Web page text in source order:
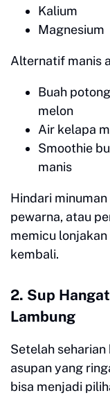
Kalium
Magnesium
Alternatif manis
Buah
melon
Air kelapa
Smoothie
manis
Hindari
pewarna, atau
memicu
kembali.
2. Sup
Lambung
Setelah
asupan yang
bisa menjadi